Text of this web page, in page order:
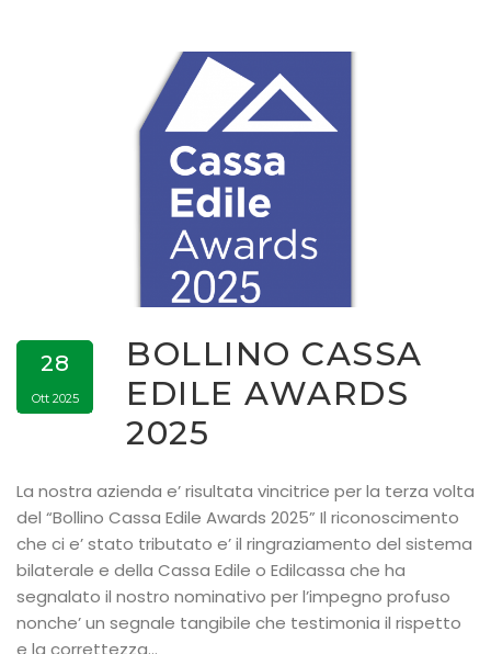
28
Ott 2025
BOLLINO CASSA
EDILE AWARDS
2025
La nostra azienda e’ risultata vincitrice per la terza volta
del “Bollino Cassa Edile Awards 2025” Il riconoscimento
che ci e’ stato tributato e’ il ringraziamento del sistema
bilaterale e della Cassa Edile o Edilcassa che ha
segnalato il nostro nominativo per l’impegno profuso
nonche’ un segnale tangibile che testimonia il rispetto